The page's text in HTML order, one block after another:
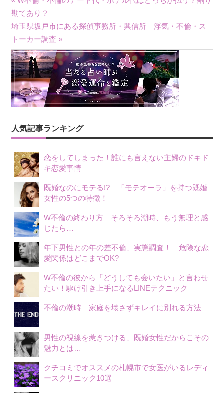
投
稿
ナ
ビ
ゲ
ー
シ
ョ
ン
勘てあり？
埼玉県坂戸市にある探偵事務所・興信所 浮気・不倫・ス
トーカー調査 »
人気記事ランキング
恋をしてしまった！誰にも言えない主婦のドキド
キ恋愛事情
既婚なのにモテる!? 「モテオーラ」を持つ既婚
女性の5つの特徴！
W不倫の終わり方 そろそろ潮時、もう無理と感
じたら…
年下男性との年の差不倫、実態調査！ 危険な恋
愛関係はどこまでOK?
W不倫の彼から「どうしても会いたい」と言わせ
たい！駆け引き上手になるLINEテクニック
不倫の潮時 家庭を壊さずキレイに別れる方法
男性の視線を惹きつける、既婚女性だからこその
魅力とは…
クチコミでオススメの札幌市で女医がいるレディ
ースクリニック10選